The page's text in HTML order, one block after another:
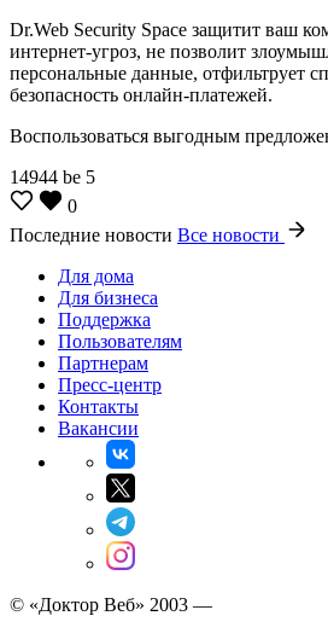
Dr.Web Security Space защитит ваш
интернет-угроз, не позволит
персональные данные, отфильтрует
безопасность онлайн-платежей.
Воспользоваться выгодным
14944 be 5
0
Последние новости Все новости
Для дома
Для бизнеса
Поддержка
Пользователям
Партнерам
Пресс-центр
Контакты
Вакансии
© «Доктор Веб» 2003 —